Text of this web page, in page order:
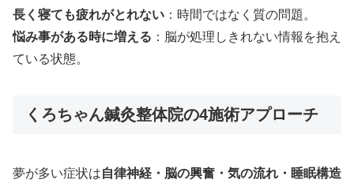
長く寝ても疲れがとれない ：時間ではなく質の問題。
悩み事がある時に増える ：脳が処理しきれない情報を抱え
ている状態。
くろちゃん鍼灸整体院の4施術アプローチ
夢が多い症状は自律神経・脳の興奮・気の流れ・睡眠構造